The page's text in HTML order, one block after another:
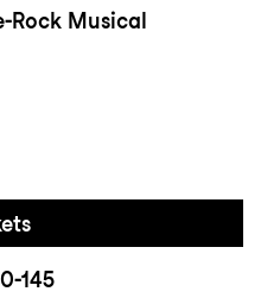
Rock Musical
145